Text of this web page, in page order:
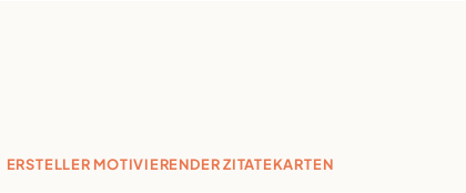
ERSTELLER MOTIVIERENDER ZITATEKARTEN